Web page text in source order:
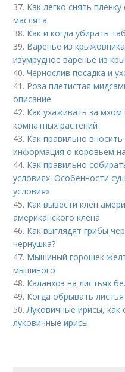
37. Как легко снять
маслята
38. Как и когда убирать
39. Варенье из
изумрудное варенье из
40.Чернослив посадка и
41. Роза плетистая
описание
42. Как ухаживать за
комнатных растений
43. Как правильно
информация о коровьем
44. Как правильно
условиях. Особенности
условиях
45. Как вывести клен
американского клёна
46. Как выглядят грибы
чернушка?
47. Мышиный горошек
мышиного
48. Каланхоэ на листьях
49. Когда обрывать
50.Луковичные ирисы, как
луковичные ирисы